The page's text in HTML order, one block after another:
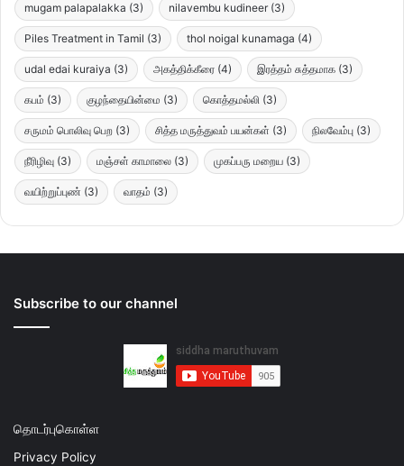
mugam palapalakka (3) nilavembu kudineer (3)
Piles Treatment in Tamil (3) thol noigal kunamaga (4)
udal edai kuraiya (3) அகத்திக்கீரை (4) இரத்தம் சுத்தமாக (3)
கபம் (3) குழந்தையின்மை (3) கொத்தமல்லி (3)
சருமம் பொலிவு பெற (3) சித்த மருத்துவம் பயன்கள் (3) நிலவேம்பு (3)
நீரிழிவு (3) மஞ்சள் காமாலை (3) முகப்பரு மறைய (3)
வயிற்றுப்புண் (3) வாதம் (3)
Subscribe to our channel
தொடர்புகொள்ள
Privacy Policy